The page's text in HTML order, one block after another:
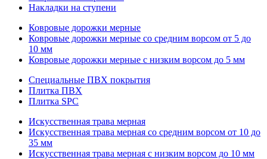
Накладки на ступени
Ковровые дорожки мерные
Ковровые дорожки мерные со средним ворсом от 5 до
10 мм
Ковровые дорожки мерные с низким ворсом до 5 мм
Специальные ПВХ покрытия
Плитка ПВХ
Плитка SPC
Искуccтвенная трава мерная
Искусственная трава мерная со средним ворсом от 10 до
35 мм
Искусственная трава мерная с низким ворсом до 10 мм